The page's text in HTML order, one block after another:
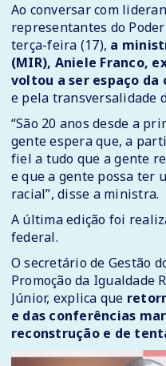
Ao conversar com
representantes do
terça-feira (17), a
(MIR), Aniele Franco,
voltou a ser espaço
e pela transversalidade
“São 20 anos desde a
gente espera que, a
fiel a tudo que a gente
e que a gente possa ter
racial”, disse a ministra.
A última edição foi
federal.
O secretário de Gestão
Promoção da Igualdade
Júnior, explica que
e das conferências
reconstrução e de